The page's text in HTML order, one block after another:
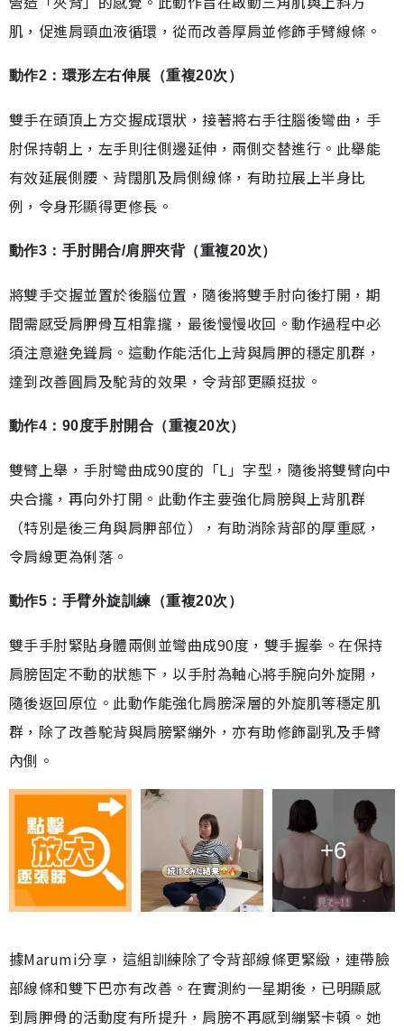
肌，促進肩頸血液循環，從而改善厚肩並修飾手臂線條。
動作2：環形左右伸展（重複20次）
雙手在頭頂上方交握成環狀，接著將右手往腦後彎曲，手
肘保持朝上，左手則往側邊延伸，兩側交替進行。此舉能
有效延展側腰、背闊肌及肩側線條，有助拉展上半身比
例，令身形顯得更修長。
動作3：手肘開合/肩胛夾背（重複20次）
將雙手交握並置於後腦位置，隨後將雙手肘向後打開，期
間需感受肩胛骨互相靠攏，最後慢慢收回。動作過程中必
須注意避免聳肩。這動作能活化上背與肩胛的穩定肌群，
達到改善圓肩及駝背的效果，令背部更顯挺拔。
動作4：90度手肘開合（重複20次）
雙臂上舉，手肘彎曲成90度的「L」字型，隨後將雙臂向中
央合攏，再向外打開。此動作主要強化肩膀與上背肌群
（特別是後三角與肩胛部位），有助消除背部的厚重感，
令肩線更為俐落。
動作5：手臂外旋訓練（重複20次）
雙手手肘緊貼身體兩側並彎曲成90度，雙手握拳。在保持
肩膀固定不動的狀態下，以手肘為軸心將手腕向外旋開，
隨後返回原位。此動作能強化肩膀深層的外旋肌等穩定肌
群，除了改善駝背與肩膀緊繃外，亦有助修飾副乳及手臂
內側。
+6
據Marumi分享，這組訓練除了令背部線條更緊緻，連帶臉
部線條和雙下巴亦有改善。在實測約一星期後，已明顯感
到肩胛骨的活動度有所提升，肩膀不再感到繃緊卡頓。她